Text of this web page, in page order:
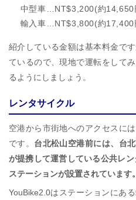
中型車…NT$3,200(約14,650
輸入車…NT$3,800(約17,400
紹介している金額は基本料金で
ているので、現地で運転をして
るようにしましょう。
レンタサイクル
空港から市街地へのアクセスに
です。 台北松山空港前には、台
が提携して運営している公共レ
ステーションが設置されています。
YouBike2.0はステーションにあ